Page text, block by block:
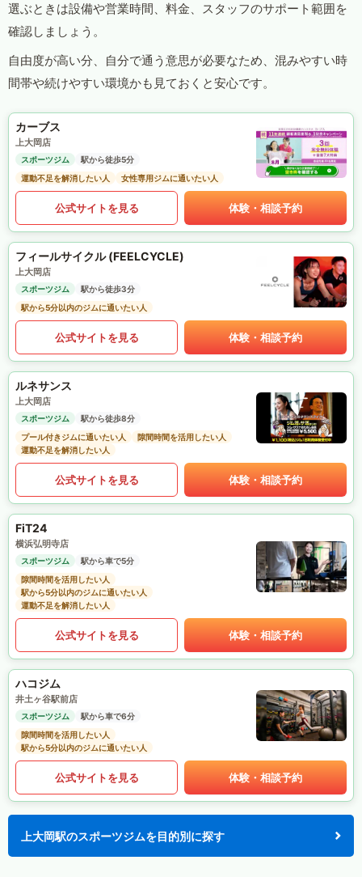
選ぶときは設備や営業時間、料金、スタッフのサポート範囲を
確認しましょう。
自由度が高い分、自分で通う意思が必要なため、混みやすい時
間帯や続けやすい環境かも見ておくと安心です。
カーブス
上大岡店
スポーツジム
駅から徒歩5分
運動不足を解消したい人
女性専用ジムに通いたい人
公式サイトを見る 体験・相談予約
フィールサイクル (FEELCYCLE)
上大岡店
スポーツジム
駅から徒歩3分
駅から5分以内のジムに通いたい人
公式サイトを見る 体験・相談予約
ルネサンス
上大岡店
スポーツジム
駅から徒歩8分
プール付きジムに通いたい人
隙間時間を活用したい人
運動不足を解消したい人
公式サイトを見る 体験・相談予約
FiT24
横浜弘明寺店
スポーツジム
駅から車で5分
隙間時間を活用したい人
駅から5分以内のジムに通いたい人
運動不足を解消したい人
公式サイトを見る 体験・相談予約
ハコジム
井土ヶ谷駅前店
スポーツジム
駅から車で6分
隙間時間を活用したい人
駅から5分以内のジムに通いたい人
公式サイトを見る 体験・相談予約
上大岡駅のスポーツジムを目的別に探す